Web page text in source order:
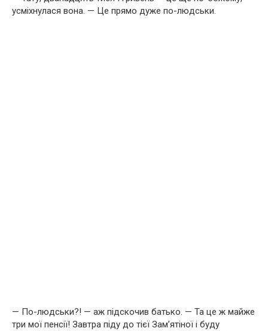
усміхнулася вона. — Це прямо дуже по-людськи.
— По-людськи?! — аж підскочив батько. — Та це ж майже
три мої пенсії! Завтра піду до тієї Зам’ятіної і буду